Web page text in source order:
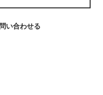
い合わせる